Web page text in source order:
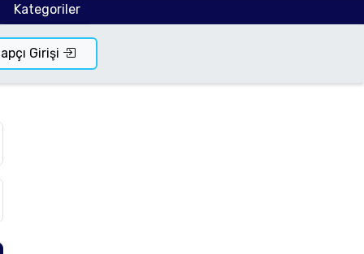
Kategoriler
Girişi